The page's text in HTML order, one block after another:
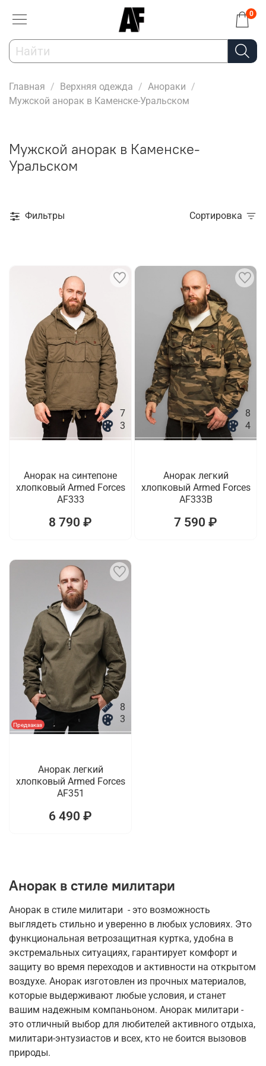
0
Главная Верхняя одежда
Анораки
Мужской анорак в Каменске-Уральском
Мужской анорак в Каменске-
Уральском
Фильтры Сортировка
7
3
Анорак на синтепоне
хлопковый Armed Forces
AF333
8 790 ₽
8
4
Анорак легкий
хлопковый Armed Forces
AF333B
7 590 ₽
Предзаказ
8
3
Анорак легкий
хлопковый Armed Forces
AF351
6 490 ₽
Анорак в стиле милитари
Анорак в стиле милитари - это возможность
выглядеть стильно и уверенно в любых условиях. Это
функциональная ветрозащитная куртка, удобна в
экстремальных ситуациях, гарантирует комфорт и
защиту во время переходов и активности на открытом
воздухе. Анорак изготовлен из прочных материалов,
которые выдерживают любые условия, и станет
вашим надежным компаньоном. Анорак милитари -
это отличный выбор для любителей активного отдыха,
милитари-энтузиастов и всех, кто не боится вызовов
природы.